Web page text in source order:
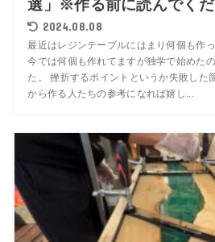
選」※作る前に読んでくだ
2024.08.08
最近はレジンテーブルにはまり何個も作
今では何個も作れてますが独学で始めた
た。 挫折するポイントというか失敗した
から作る人たちの参考になれば嬉し...